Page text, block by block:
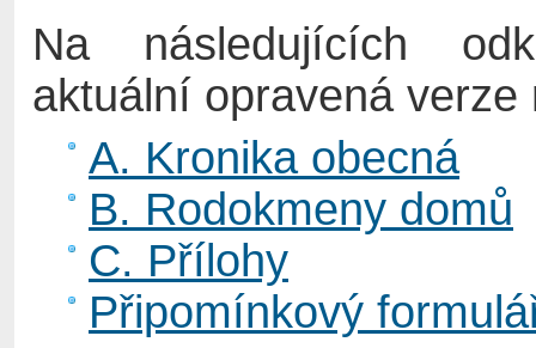
Na následujících
aktuální opravená
A. Kronika obecná
B. Rodokmeny domů
C. Přílohy
Připomínkový